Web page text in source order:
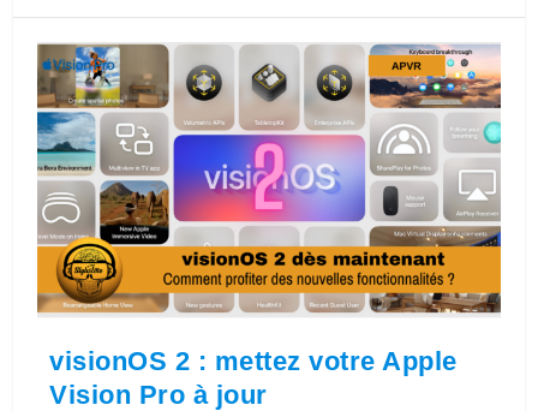
visionOS 2 : mettez votre Apple
Vision Pro à jour